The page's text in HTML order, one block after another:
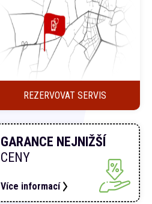
REZERVOVAT SERVIS
GARANCE NEJNIŽŠÍ
CENY
Více informací